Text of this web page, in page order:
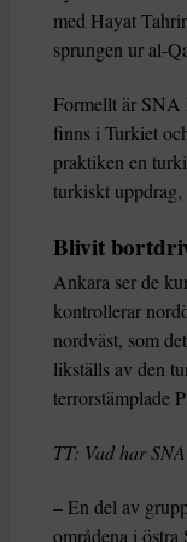
med Hayat
sprungen ur al-
Formellt är SNA
finns i Turkiet
praktiken en
turkiskt
Blivit
Ankara ser de
kontrollerar
nordväst, som
likställs av den
terrorstämplade
TT: Vad har
– En del av
områdena i